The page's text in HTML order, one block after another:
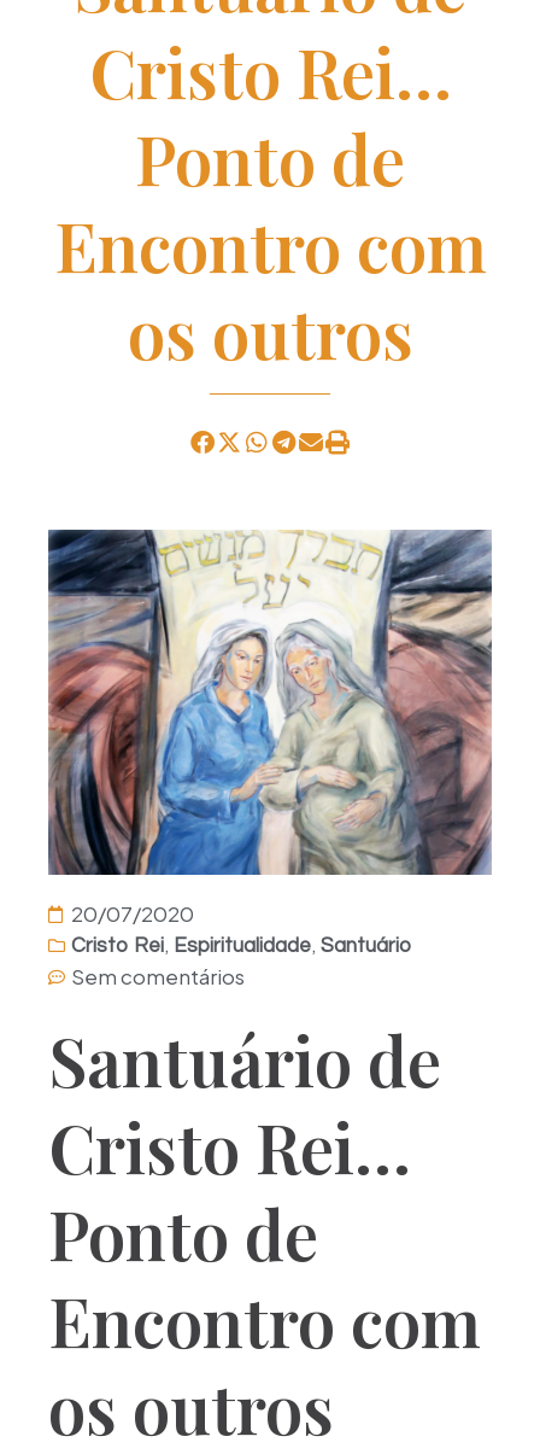
Cristo Rei…
Ponto de
Encontro com
os outros
20/07/2020
Cristo Rei, Espiritualidade, Santuário
Sem comentários
Santuário de
Cristo Rei…
Ponto de
Encontro com
os outros